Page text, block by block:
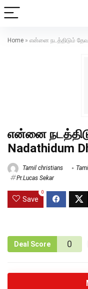
Home » என்னை நடத்திடும்
என்னை
Nadathidum
Tamil christians
Pr.Lucas Sekar
Save
0
Deal Score 0